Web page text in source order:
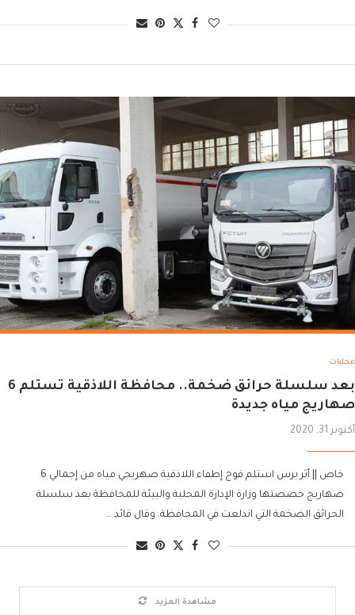
محليات
بعد سلسلة حرائق ضخمة.. محافظة اللاذقية تستلم 6
صهاريج مياه جديدة
أكتوبر 31, 2020
خاص || أثر برس استلم فوج إطفاء اللاذقية صهريجي مياه من إجمالي 6
صهاريج خصصتها وزارة الإدارة المحلية والبيئة للمحافظة بعد سلسلة
الحرائق الضخمة التي اندلعت في المحافظة. وقال قائد …
مشاهدة المزيد